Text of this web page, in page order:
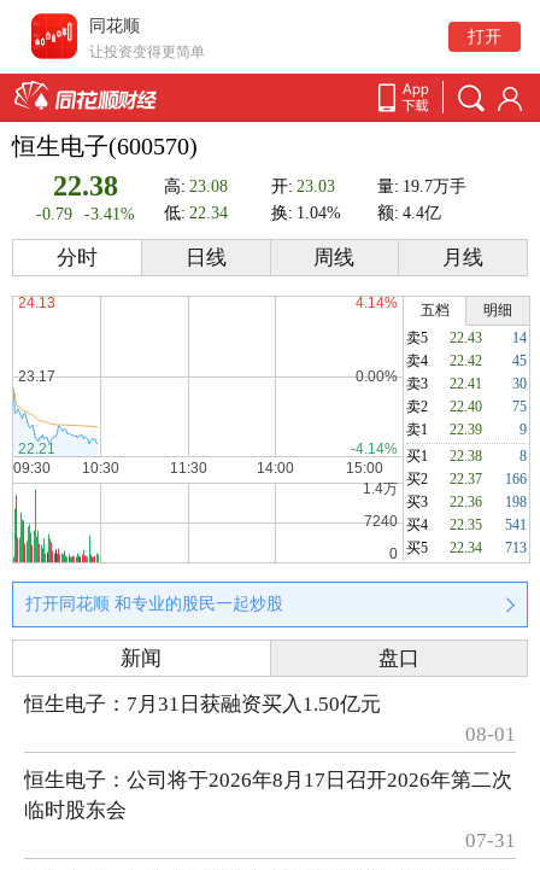
同花顺
让投资变得更简单
打开
恒生电子(600570)
22.38
-0.79 -3.41%
高: 23.08 开: 23.03 量: 19.7万手
低: 22.34 换: 1.04% 额: 4.4亿
分时 日线 周线 月线
五档
明细
卖5
22.43
14
卖4
22.42
45
卖3
22.41
30
卖2
22.40
75
卖1
22.39
9
买1
22.38
8
买2
22.37
166
买3
22.36
198
买4
22.35
541
买5
22.34 713
打开同花顺 和专业的股民一起炒股
新闻
盘口
恒生电子：7月31日获融资买入1.50亿元
08-01
恒生电子：公司将于2026年8月17日召开2026年第二次
临时股东会
07-31